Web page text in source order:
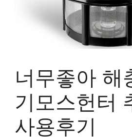
너무좋아 해
기모스헌터
사용후기